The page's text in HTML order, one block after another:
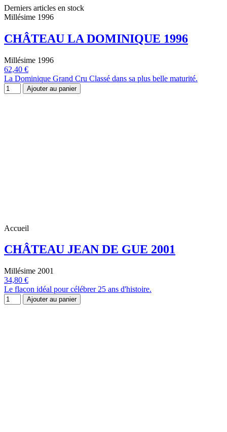
Derniers articles en stock
Millésime 1996
CHÂTEAU LA DOMINIQUE 1996
Millésime 1996
62,40 €
La Dominique Grand Cru Classé dans sa plus belle maturité.
Ajouter au panier
Accueil
CHÂTEAU JEAN DE GUE 2001
Millésime 2001
34,80 €
Le flacon idéal pour célébrer 25 ans d'histoire.
Ajouter au panier